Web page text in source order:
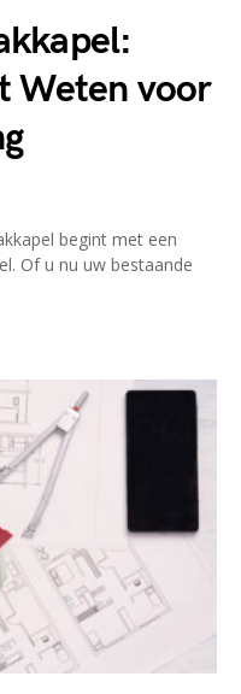
Weten voor
begint met een
Of u nu uw bestaande